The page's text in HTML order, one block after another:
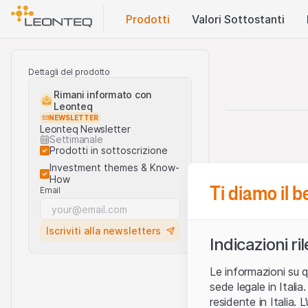
Prodotti Valori Sottostanti
Dettagli del prodotto
Rimani informato con
Leonteq
NEWSLETTER
Leonteq Newsletter
Settimanale
Prodotti in sottoscrizione
Investment themes & Know-
How
Email
Iscriviti alla newsletters
Ti diamo il
Indicazioni
Le informazioni su
sede legale in
residente in Italia.